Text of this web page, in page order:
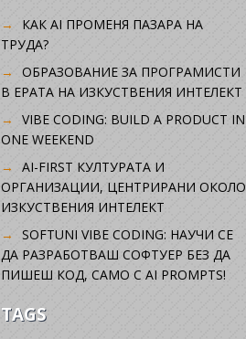
КАК AI ПРОМЕНЯ ПАЗАРА НА
ТРУДА?
ОБРАЗОВАНИЕ ЗА ПРОГРАМИСТИ
В ЕРАТА НА ИЗКУСТВЕНИЯ ИНТЕЛЕКТ
VIBE CODING: BUILD A PRODUCT IN
ONE WEEKEND
AI-FIRST КУЛТУРАТА И
ОРГАНИЗАЦИИ, ЦЕНТРИРАНИ ОКОЛО
ИЗКУСТВЕНИЯ ИНТЕЛЕКТ
SOFTUNI VIBE CODING: НАУЧИ СЕ
ДА РАЗРАБОТВАШ СОФТУЕР БЕЗ ДА
ПИШЕШ КОД, САМО С AI PROMPTS!
TAGS